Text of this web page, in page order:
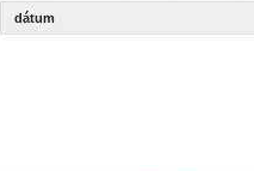
dátum